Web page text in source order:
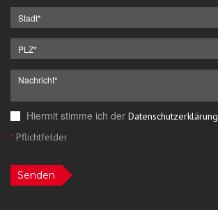
Hiermit stimme ich der Datenschutzerklärung
*Pflichtfelder
Senden